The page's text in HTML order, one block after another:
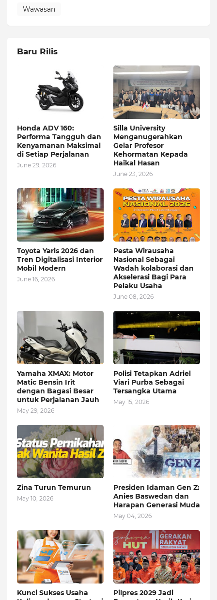
Wawasan
Baru Rilis
Honda ADV 160:
Performa Tangguh dan
Kenyamanan Maksimal
di Setiap Perjalanan
June 29, 2026
Silla University
Menganugerahkan
Gelar Profesor
Kehormatan Kepada
Haikal Hasan
June 23, 2026
Toyota Yaris 2026 dan
Tren Digitalisasi Interior
Mobil Modern
June 16, 2026
Pesta Wirausaha
Nasional Sebagai
Wadah kolaborasi dan
Akselerasi Bagi Para
Pelaku Usaha
June 08, 2026
Yamaha XMAX: Motor
Matic Bensin Irit
dengan Bagasi Besar
untuk Perjalanan Jauh
May 29, 2026
Polisi Tetapkan Adriel
Viari Purba Sebagai
Tersangka Utama
May 15, 2026
Zina Turun Temurun
May 10, 2026
Presiden Idaman Gen Z:
Anies Baswedan dan
Harapan Generasi Muda
May 04, 2026
Kunci Sukses Usaha
Pilpres 2029 Jadi